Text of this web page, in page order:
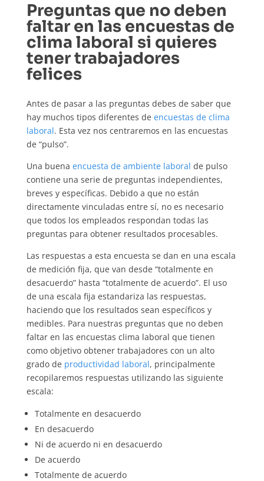
Preguntas que no deben
faltar en las encuestas de
clima laboral si quieres
tener trabajadores
felices
Antes de pasar a las preguntas debes de saber que
hay muchos tipos diferentes de encuestas de clima
laboral. Esta vez nos centraremos en las encuestas
de “pulso”.
Una buena encuesta de ambiente laboral de pulso
contiene una serie de preguntas independientes,
breves y específicas. Debido a que no están
directamente vinculadas entre sí, no es necesario
que todos los empleados respondan todas las
preguntas para obtener resultados procesables.
Las respuestas a esta encuesta se dan en una escala
de medición fija, que van desde “totalmente en
desacuerdo” hasta “totalmente de acuerdo”. El uso
de una escala fija estandariza las respuestas,
haciendo que los resultados sean específicos y
medibles. Para nuestras preguntas que no deben
faltar en las encuestas clima laboral que tienen
como objetivo obtener trabajadores con un alto
grado de productividad laboral, principalmente
recopilaremos respuestas utilizando las siguiente
escala:
Totalmente en desacuerdo
En desacuerdo
Ni de acuerdo ni en desacuerdo
De acuerdo
Totalmente de acuerdo